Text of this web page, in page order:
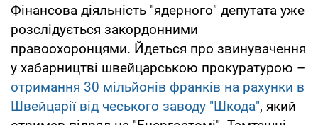
Фінансова діяльність "ядерного" депутата уже
розслідується закордонними
правоохоронцями. Йдеться про звинувачення
у хабарництві швейцарською прокуратурою –
отримання 30 мільйонів франків на рахунки в
Швейцарії від чеського заводу "Шкода", який